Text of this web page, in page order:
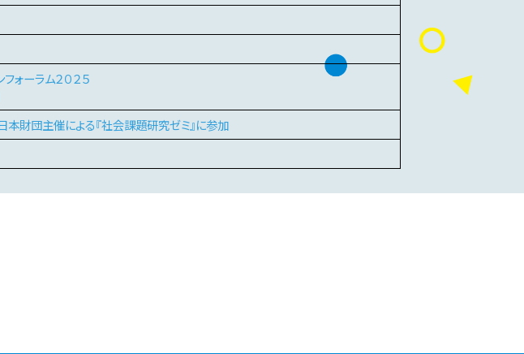
ォーラム２０２５
財団主催による『社会課題研究ゼミ』に参加